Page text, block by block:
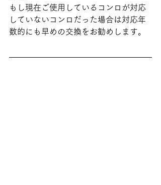
もし現在ご使用しているコンロが対応
していないコンロだった場合は対応年
数的にも早めの交換をお勧めします。